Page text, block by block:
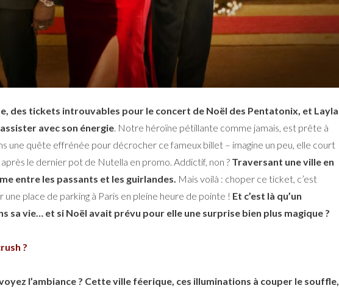
des tickets introuvables pour le concert de Noël des Pentatonix, et Layla
avec son énergie. Notre héroïne pétillante comme jamais, est prête à
une quête effrénée pour décrocher ce fameux billet – imagine un peu, elle court
le dernier pot de Nutella en promo. Addictif, non ? Traversant une ville en
entre les passants et les guirlandes. Mais voilà : choper ce ticket, c’est
place de parking à Paris en pleine heure de pointe ! Et c’est là qu’un
sa vie… et si Noël avait prévu pour elle une surprise bien plus magique ?
?
l’ambiance ? Cette ville féerique, ces illuminations à couper le souffle,